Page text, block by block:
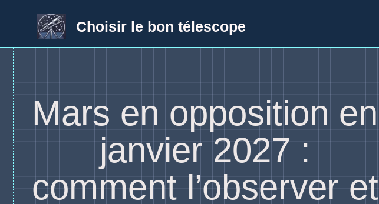
Choisir le bon télescope
Mars en opposition en
janvier 2027 :
comment l’observer et